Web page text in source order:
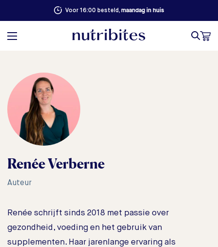
Voor 16:00 besteld, maandag in huis
Renée Verberne
Auteur
Renée schrijft sinds 2018 met passie over
gezondheid, voeding en het gebruik van
supplementen. Haar jarenlange ervaring als